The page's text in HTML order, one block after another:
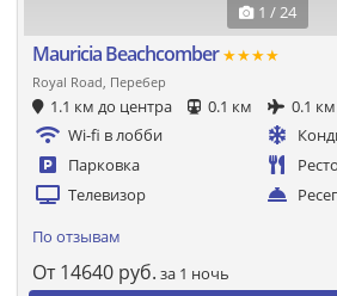
1 / 24
Mauricia Beachcomber★★★★
Royal Road, Перебер
1.1 км до центра 0.1 км
0.1 км
Wi-fi в лобби
Парковка
Телевизор
По отзывам
От 14640 руб. за 1 ночь